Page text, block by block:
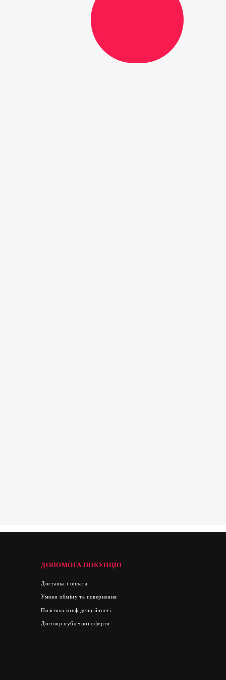
ДОПОМОГА ПОКУПЦЮ
Доставка і оплата
Умови обміну та повернення
Політика конфіденційності
Договір публічної оферти